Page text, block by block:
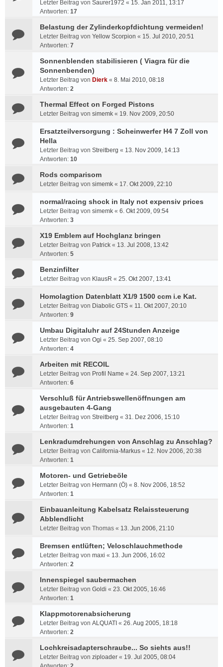
Letzter Beitrag von Saurer1972 « 15. Jan 2011, 13:17
Antworten: 17
Belastung der Zylinderkopfdichtung vermeiden!
Letzter Beitrag von Yellow Scorpion « 15. Jul 2010, 20:51
Antworten: 7
Sonnenblenden stabilisieren ( Viagra für die
Sonnenbenden)
Letzter Beitrag von Dierk « 8. Mai 2010, 08:18
Antworten: 2
Thermal Effect on Forged Pistons
Letzter Beitrag von simemk « 19. Nov 2009, 20:50
Ersatzteilversorgung : Scheinwerfer H4 7 Zoll von
Hella
Letzter Beitrag von Streitberg « 13. Nov 2009, 14:13
Antworten: 10
Rods comparisom
Letzter Beitrag von simemk « 17. Okt 2009, 22:10
normal/racing shock in Italy not expensiv prices
Letzter Beitrag von simemk « 6. Okt 2009, 09:54
Antworten: 3
X19 Emblem auf Hochglanz bringen
Letzter Beitrag von Patrick « 13. Jul 2008, 13:42
Antworten: 5
Benzinfilter
Letzter Beitrag von KlausR « 25. Okt 2007, 13:41
Homolagtion Datenblatt X1/9 1500 ccm i.e Kat.
Letzter Beitrag von Diabolic GTS « 11. Okt 2007, 20:10
Antworten: 9
Umbau Digitaluhr auf 24Stunden Anzeige
Letzter Beitrag von Ogi « 25. Sep 2007, 08:10
Antworten: 4
Arbeiten mit RECOIL
Letzter Beitrag von Profil Name « 24. Sep 2007, 13:21
Antworten: 6
Verschluß für Antriebswellenöffnungen am
ausgebauten 4-Gang
Letzter Beitrag von Streitberg « 31. Dez 2006, 15:10
Antworten: 1
Lenkradumdrehungen von Anschlag zu Anschlag?
Letzter Beitrag von California-Markus « 12. Nov 2006, 20:38
Antworten: 1
Motoren- und Getriebeöle
Letzter Beitrag von Hermann (Ö) « 8. Nov 2006, 18:52
Antworten: 1
Einbauanleitung Kabelsatz Relaissteuerung
Abblendlicht
Letzter Beitrag von Thomas « 13. Jun 2006, 21:10
Bremsen entlüften; Veloschlauchmethode
Letzter Beitrag von maxi « 13. Jun 2006, 16:02
Antworten: 2
Innenspiegel saubermachen
Letzter Beitrag von Goldi « 23. Okt 2005, 16:46
Antworten: 1
Klappmotorenabsicherung
Letzter Beitrag von ALQUATI « 26. Aug 2005, 18:18
Antworten: 2
Lochkreisadapterschraube... So siehts aus!!
Letzter Beitrag von ziploader « 19. Jul 2005, 08:04